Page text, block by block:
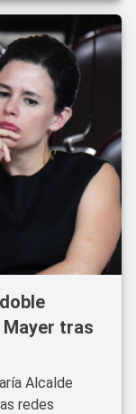
Mayer tras
Alcalde
redes